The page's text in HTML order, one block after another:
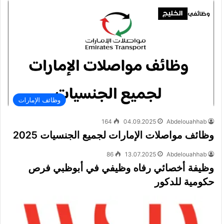
وظائف الإمارات
Abdelouahhab
04.09.2025
164
وظائف مواصلات الإمارات لجميع الجنسيات 2025
Abdelouahhab
13.07.2025
86
وظيفة أخصائي رفاه وظيفي في أبوظبي فرص
حكومية للدكور